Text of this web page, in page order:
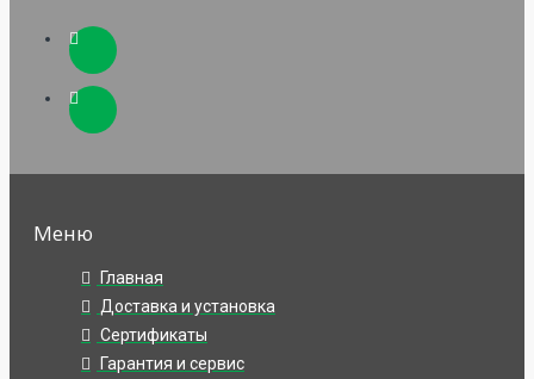
Меню
Главная
Доставка и установка
Сертификаты
Гарантия и сервис